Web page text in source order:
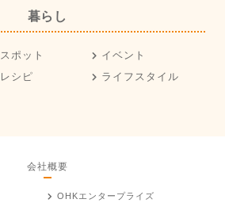
暮らし
スポット
イベント
レシピ
ライフスタイル
会社概要
OHKエンタープライズ